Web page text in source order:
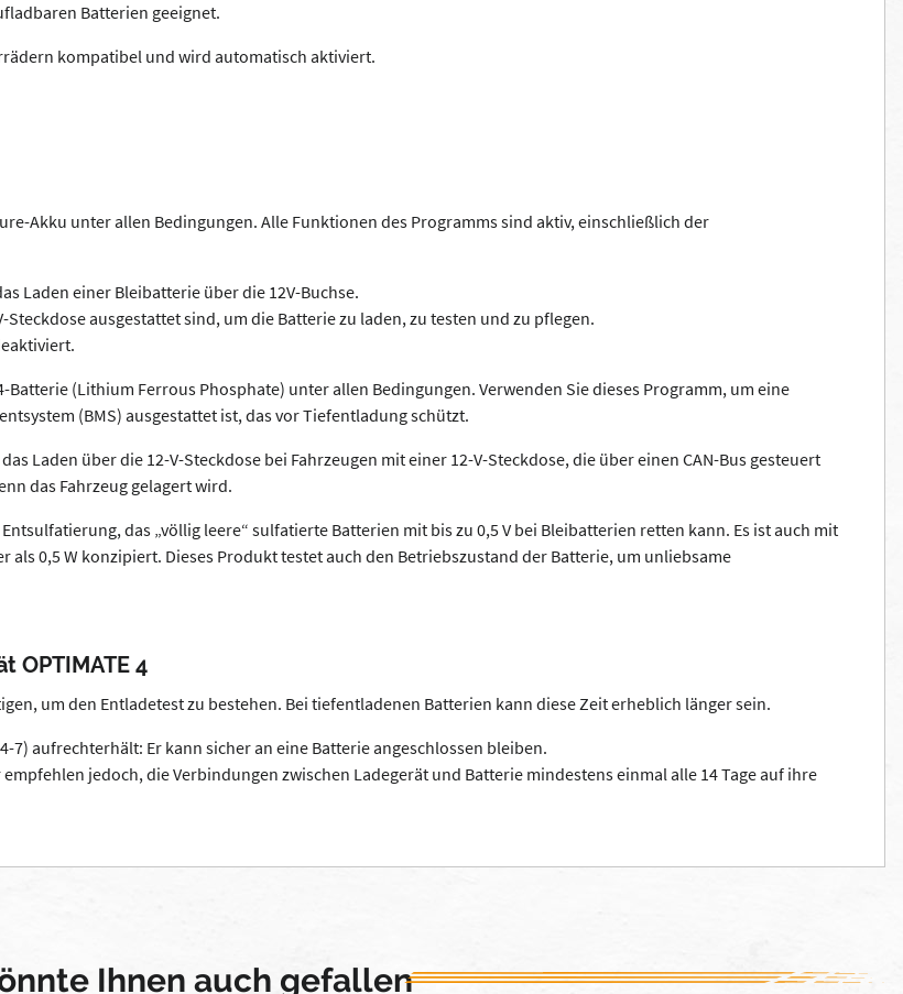
Batterien geeignet.
kompatibel und wird automatisch aktiviert.
Akku unter allen Bedingungen. Alle Funktionen des Programms sind aktiv, einschließlich der
Laden einer Bleibatterie über die 12V-Buchse.
ausgestattet sind, um die Batterie zu laden, zu testen und zu pflegen.
Batterie (Lithium Ferrous Phosphate) unter allen Bedingungen. Verwenden Sie dieses Programm, um eine
(BMS) ausgestattet ist, das vor Tiefentladung schützt.
Laden über die 12-V-Steckdose bei Fahrzeugen mit einer 12-V-Steckdose, die über einen CAN-Bus gesteuert
das Fahrzeug gelagert wird.
das „völlig leere“ sulfatierte Batterien mit bis zu 0,5 V bei Bleibatterien retten kann. Es ist auch mit
0,5 W konzipiert. Dieses Produkt testet auch den Betriebszustand der Batterie, um unliebsame
4
um den Entladetest zu bestehen. Bei tiefentladenen Batterien kann diese Zeit erheblich länger sein.
aufrechterhält: Er kann sicher an eine Batterie angeschlossen bleiben.
jedoch, die Verbindungen zwischen Ladegerät und Batterie mindestens einmal alle 14 Tage auf ihre
Ihnen auch gefallen